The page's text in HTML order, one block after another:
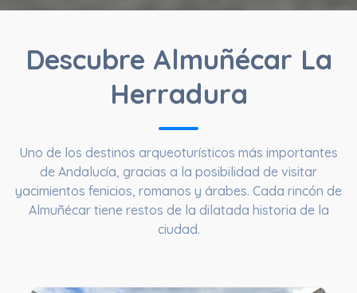
Descubre Almuñécar La
Herradura
Uno de los destinos arqueoturísticos más importantes
de Andalucía, gracias a la posibilidad de visitar
yacimientos fenicios, romanos y árabes. Cada rincón de
Almuñécar tiene restos de la dilatada historia de la
ciudad.